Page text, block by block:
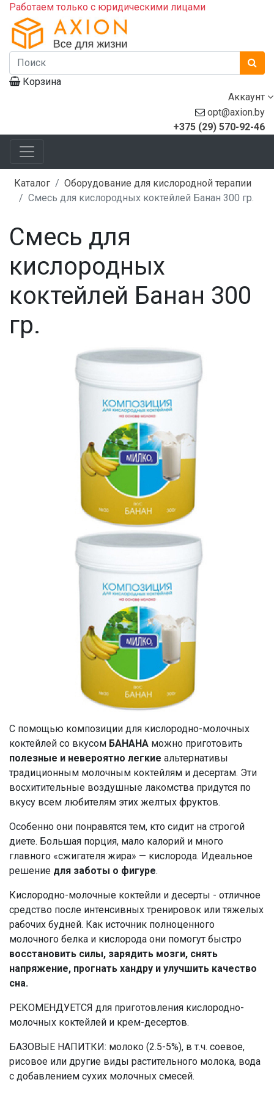
Работаем только с юридическими лицами
Корзина
Аккаунт
opt@axion.by
+375 (29) 570-92-46
Каталог
Оборудование для кислородной терапии
Смесь для кислородных коктейлей Банан 300 гр.
Смесь для
кислородных
коктейлей Банан 300
гр.
С помощью композиции для кислородно-молочных
коктейлей со вкусом БАНАНА можно приготовить
полезные и невероятно легкие альтернативы
традиционным молочным коктейлям и десертам. Эти
восхитительные воздушные лакомства придутся по
вкусу всем любителям этих желтых фруктов.
Особенно они понравятся тем, кто сидит на строгой
диете. Большая порция, мало калорий и много
главного «сжигателя жира» — кислорода. Идеальное
решение для заботы о фигуре.
Кислородно-молочные коктейли и десерты - отличное
средство после интенсивных тренировок или тяжелых
рабочих будней. Как источник полноценного
молочного белка и кислорода они помогут быстро
восстановить силы, зарядить мозги, снять
напряжение, прогнать хандру и улучшить качество
сна.
РЕКОМЕНДУЕТСЯ для приготовления кислородно-
молочных коктейлей и крем-десертов.
БАЗОВЫЕ НАПИТКИ: молоко (2.5-5%), в т.ч. соевое,
рисовое или другие виды растительного молока, вода
с добавлением сухих молочных смесей.